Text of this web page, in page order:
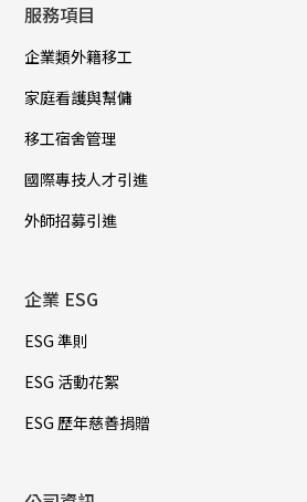
服務項目
企業類外籍移工
家庭看護與幫傭
移工宿舍管理
國際專技人才引進
外師招募引進
企業 ESG
ESG 準則
ESG 活動花絮
ESG 歷年慈善捐贈